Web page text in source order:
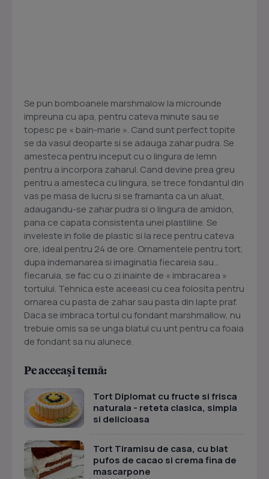
Se pun bomboanele marshmalow la microunde
impreuna cu apa, pentru cateva minute sau se
topesc pe « bain-marie ». Cand sunt perfect topite
se da vasul deoparte si se adauga zahar pudra. Se
amesteca pentru inceput cu o lingura de lemn
pentru a incorpora zaharul. Cand devine prea greu
pentru a amesteca cu lingura, se trece fondantul din
vas pe masa de lucru si se framanta ca un aluat,
adaugandu-se zahar pudra si o lingura de amidon,
pana ce capata consistenta unei plastiline. Se
inveleste in folie de plastic si la rece pentru cateva
ore, ideal pentru 24 de ore. Ornamentele pentru tort,
dupa indemanarea si imaginatia fiecareia sau…
fiecaruia, se fac cu o zi inainte de « imbracarea »
tortului. Tehnica este aceeasi cu cea folosita pentru
ornarea cu pasta de zahar sau pasta din lapte praf.
Daca se imbraca tortul cu fondant marshmallow, nu
trebuie omis sa se unga blatul cu unt pentru ca foaia
de fondant sa nu alunece.
Pe aceeași temă:
Tort Diplomat cu fructe si frisca
naturala - reteta clasica, simpla
si delicioasa
Tort Tiramisu de casa, cu blat
pufos de cacao si crema fina de
mascarpone